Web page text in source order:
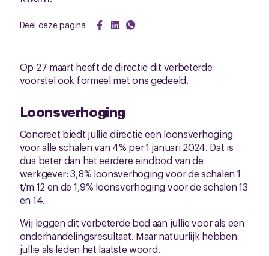
Deel deze pagina
Op 27 maart heeft de directie dit verbeterde
voorstel ook formeel met ons gedeeld.
Loonsverhoging
Concreet biedt jullie directie een loonsverhoging
voor alle schalen van 4% per 1 januari 2024. Dat is
dus beter dan het eerdere eindbod van de
werkgever: 3,8% loonsverhoging voor de schalen 1
t/m 12 en de 1,9% loonsverhoging voor de schalen 13
en 14.
Wij leggen dit verbeterde bod aan jullie voor als een
onderhandelingsresultaat. Maar natuurlijk hebben
jullie als leden het laatste woord.